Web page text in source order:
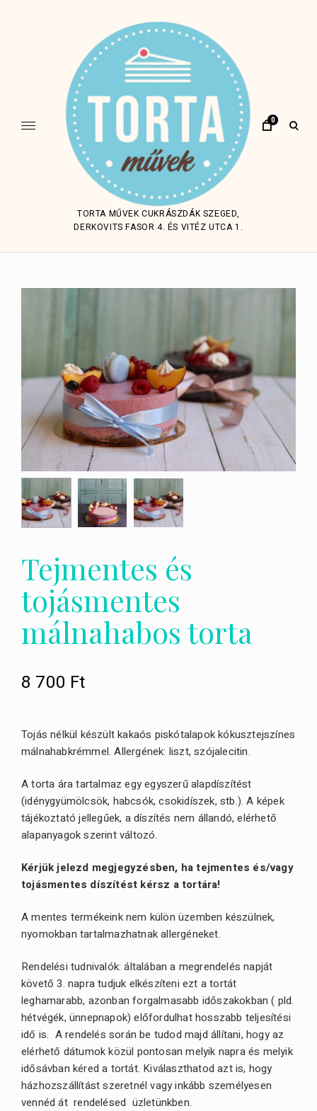
TORTA MŰVEK CUKRÁSZDÁK SZEGED,
DERKOVITS FASOR 4. ÉS VITÉZ UTCA 1.
0
open
Tejmentes és
tojásmentes
málnahabos torta
8 700 Ft
Tojás nélkül készült kakaós piskótalapok kókusztejszínes
málnahabkrémmel. Allergének: liszt, szójalecitin.
A torta ára tartalmaz egy egyszerű alapdíszítést
(idénygyümölcsök, habcsók, csokidíszek, stb.). A képek
tájékoztató jellegűek, a díszítés nem állandó, elérhető
alapanyagok szerint változó.
Kérjük jelezd megjegyzésben, ha tejmentes és/vagy
tojásmentes díszítést kérsz a tortára!
A mentes termékeink nem külön üzemben készülnek,
nyomokban tartalmazhatnak allergéneket.
Rendelési tudnivalók: általában a megrendelés napját
követő 3. napra tudjuk elkészíteni ezt a tortát
leghamarabb, azonban forgalmasabb időszakokban ( pld.
hétvégék, ünnepnapok) előfordulhat hosszabb teljesítési
idő is. A rendelés során be tudod majd állítani, hogy az
elérhető dátumok közül pontosan melyik napra és melyik
idősávban kéred a tortát. Kiválaszthatod azt is, hogy
házhozszállítást szeretnél vagy inkább személyesen
vennéd át rendelésed üzletünkben.